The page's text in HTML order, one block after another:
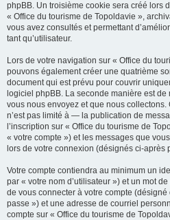
phpBB. Un troisième cookie sera créé lors
« Office du tourisme de Topoldavie »,
vous avez consultés et permettant
tant qu’utilisateur.
Lors de votre navigation sur « Office du
pouvons également créer une quatrième
document qui est prévu pour couvrir
logiciel phpBB. La seconde manière est
vous nous envoyez et que nous
n’est pas limité à — la publication de
l’inscription sur « Office du tourisme de
« votre compte ») et les messages que
lors de votre connexion (désignés ci-après
Votre compte contiendra au minimum un
par « votre nom d’utilisateur ») et un mot
de vous connecter à votre compte
passe ») et une adresse de courriel
compte sur « Office du tourisme de